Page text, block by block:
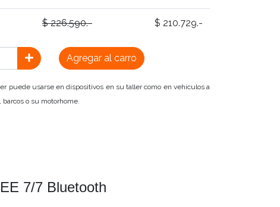
$ 226.590.- $ 210.729.-
Agregar al carro
puede usarse en dispositivos en su taller como en vehículos a
barcos o su motorhome.
7/7 Bluetooth